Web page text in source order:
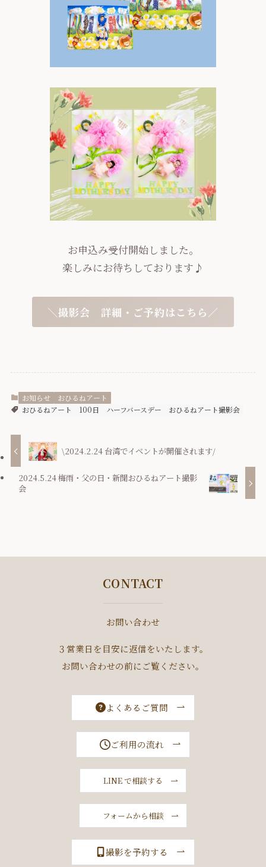
お申込み受付開始しました。
楽しみにお待ちしております♪
＼撮影会 詳細・ご予約はこちら／
お知らせ
おひるねアート
おひるねアート
100日 ハーフバースデー おひるねアート撮影会
\2024.2.24 台湾でイベントが開催されます/
2024.5.24 梅雨・父の日・新聞おひるねアート撮影
会
CONTACT
お問い合わせ
３営業日を目安に返信をいたします。
お問い合わせの前にご覧ください。
よくあるご質問
ご利用の流れ
LINE で相談する
フォームから相談
撮影を予約する